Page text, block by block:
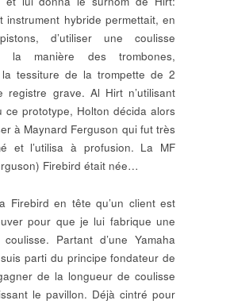
instrument hybride permettait, en
d’utiliser une coulisse
la manière des trombones,
la tessiture de la trompette de 2
registre grave. Al Hirt n’utilisant
ce prototype, Holton décida alors
à Maynard Ferguson qui fut très
et l’utilisa à profusion. La MF
Firebird était née…
Firebird en tête qu’un client est
pour que je lui fabrique une
Partant d’une Yamaha
parti du principe fondateur de
de la longueur de coulisse
le pavillon. Déjà cintré pour